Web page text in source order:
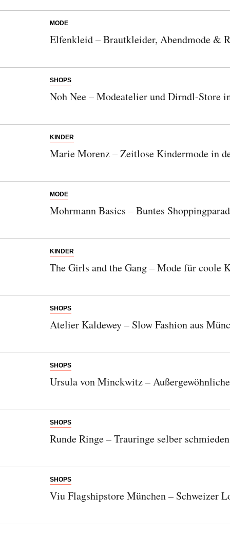
MODE
Elfenkleid – Brautkleider, Abendmode &
SHOPS
Noh Nee – Modeatelier und Dirndl-Store
KINDER
Marie Morenz – Zeitlose Kindermode in
MODE
Mohrmann Basics – Buntes
KINDER
The Girls and the Gang – Mode für coole
SHOPS
Atelier Kaldewey – Slow Fashion aus
SHOPS
Ursula von Minckwitz –
SHOPS
Runde Ringe – Trauringe selber schmieden
SHOPS
Viu Flagshipstore München – Schweizer